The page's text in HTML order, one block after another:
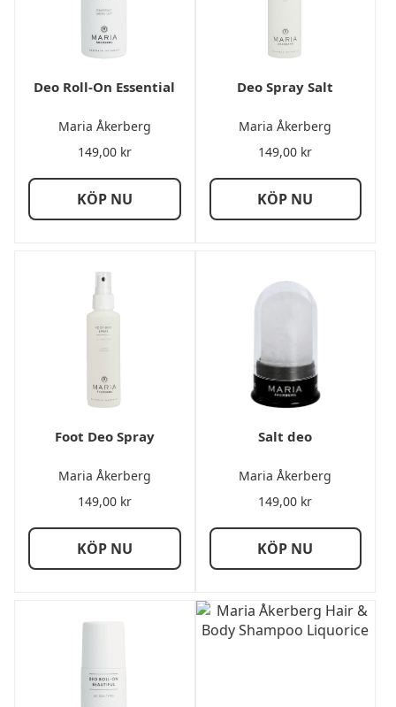
Deo Roll-On Essential
Maria Åkerberg
149,00 kr
KÖP NU
Deo Spray Salt
Maria Åkerberg
149,00 kr
KÖP NU
Foot Deo Spray
Maria Åkerberg
149,00 kr
KÖP NU
Salt deo
Maria Åkerberg
149,00 kr
KÖP NU